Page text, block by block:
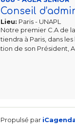
Conseil
Lieu: Paris - UNAPL
Notre premier C.A de
tiendra à Paris, dans
de son Président,
Propulsé par